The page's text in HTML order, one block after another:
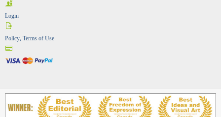
Login
Policy, Terms of Use